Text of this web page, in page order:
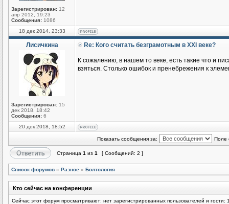
Зарегистрирован: 12
апр 2012, 19:23
Сообщения: 1086
18 дек 2014, 23:33
Лисичкина
Зарегистрирован: 15
дек 2018, 18:42
Сообщения: 6
Re: Кого считать безграмотным в XXI веке?
К сожалению, в нашем то веке, есть такие что и
взяться. Столько ошибок и пренебрежения к
20 дек 2018, 18:52
Показать сообщения за: Поле
Страница 1 из 1 [ Сообщений: 2 ]
Список форумов » Разное » Болтология
Кто сейчас на конференции
Сейчас этот форум просматривают: нет зарегистрированных пользователей и гости: